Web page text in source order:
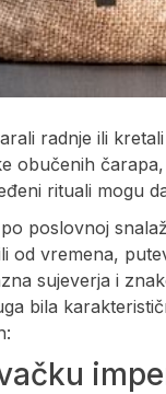
radnje ili
obučenih
rituali mogu
poslovnoj
od vremena,
sujeverja i
bila